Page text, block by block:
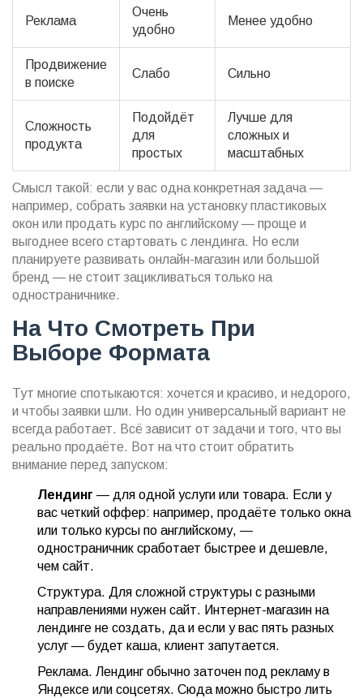
Реклама
Очень
удобно
Менее удобно
Продвижение
в поиске
Слабо Сильно
Сложность
продукта
Подойдёт
для
простых
Лучше для
сложных и
масштабных
Смысл такой: если у вас одна конкретная задача —
например, собрать заявки на установку пластиковых
окон или продать курс по английскому — проще и
выгоднее всего стартовать с лендинга. Но если
планируете развивать онлайн-магазин или большой
бренд — не стоит зацикливаться только на
одностраничнике.
На Что Смотреть При
Выборе Формата
Тут многие спотыкаются: хочется и красиво, и недорого,
и чтобы заявки шли. Но один универсальный вариант не
всегда работает. Всё зависит от задачи и того, что вы
реально продаёте. Вот на что стоит обратить
внимание перед запуском:
Лендинг — для одной услуги или товара. Если у
вас четкий оффер: например, продаёте только окна
или только курсы по английскому, —
одностраничник сработает быстрее и дешевле,
чем сайт.
Структура. Для сложной структуры с разными
направлениями нужен сайт. Интернет-магазин на
лендинге не создать, да и если у вас пять разных
услуг — будет каша, клиент запутается.
Реклама. Лендинг обычно заточен под рекламу в
Яндексе или соцсетях. Сюда можно быстро лить